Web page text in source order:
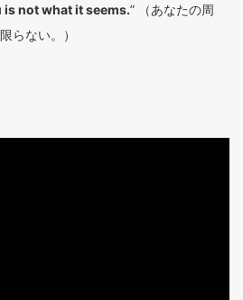
not what it seems.” （あなたの周
らない。）